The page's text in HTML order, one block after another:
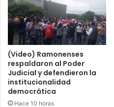
(Video) Ramonenses
respaldaron al Poder
Judicial y defendieron la
institucionalidad
democrática
Hace 10 horas